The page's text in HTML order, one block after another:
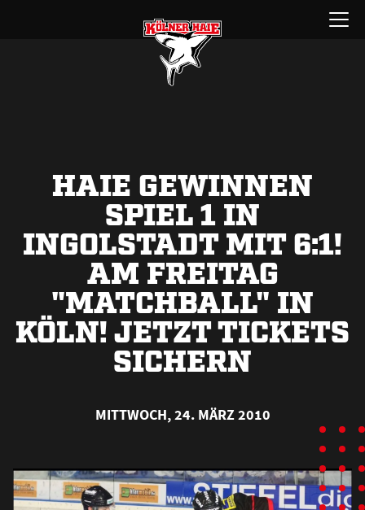
Menü
öffnen
HAIE GEWINNEN
SPIEL 1 IN
INGOLSTADT MIT 6:1!
AM FREITAG
"MATCHBALL" IN
KÖLN! JETZT TICKETS
SICHERN
MITTWOCH, 24. MÄRZ 2010